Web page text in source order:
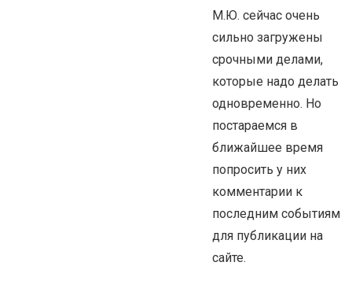
М.Ю. сейчас очень
сильно загружены
срочными делами,
которые надо делать
одновременно. Но
постараемся в
ближайшее время
попросить у них
комментарии к
последним событиям
для публикации на
сайте.